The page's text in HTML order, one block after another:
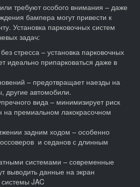
требуют особого внимания – даже
бампера могут привести к
Установка парковочных систем
задач:
стресса – установка парковочных
идеально припарковаться даже в
– предотвращает наезды на
другие автомобили.
вида – минимизирует риск
на премиальном лакокрасочном
задним ходом – особенно
и седанов с длинным
системами – современные
выводить данные на экран
JAC